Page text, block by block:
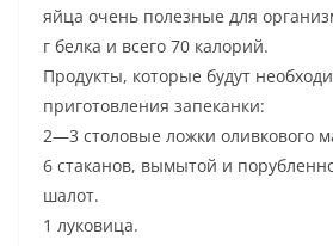
яйца очень полезные для
г белка и всего 70 калорий.
Продукты, которые будут
приготовления запеканки:
2—3 столовые ложки оливкового
6 стаканов, вымытой и
шалот.
1 луковица.